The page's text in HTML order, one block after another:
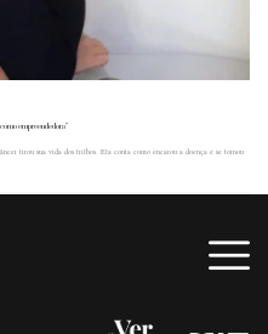
empreendedora”
tirou sua vida dos trilhos. Ela conta como encarou a doença e se tornou